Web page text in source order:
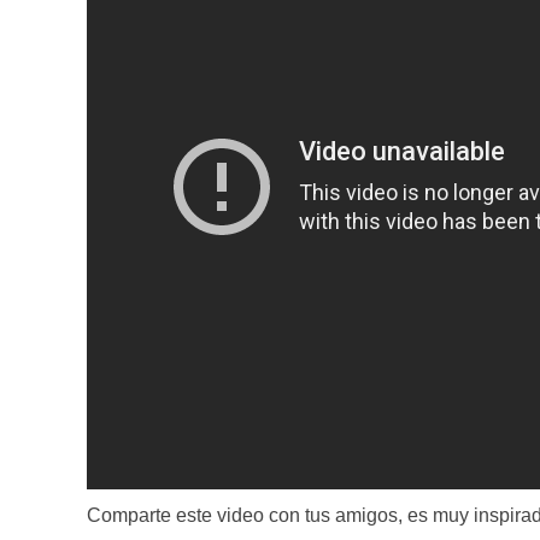
Comparte este video con tus amigos, es muy